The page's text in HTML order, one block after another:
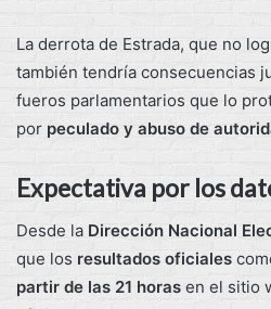
La derrota de Estrada, que no
también tendría consecuencias
fueros parlamentarios que lo
por peculado y abuso de
Expectativa por los
Desde la Dirección Nacional
que los resultados oficiales
partir de las 21 horas en el sitio